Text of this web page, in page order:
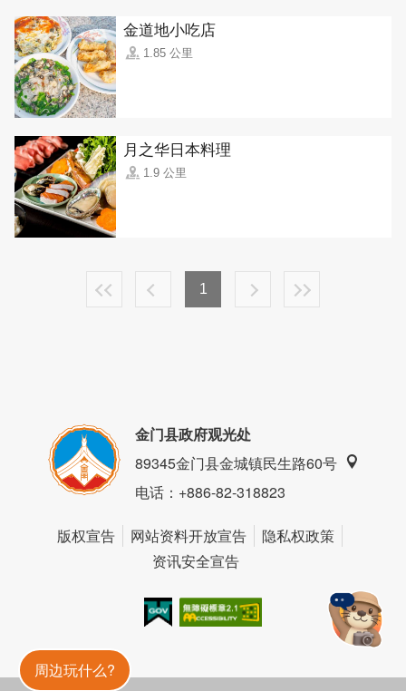
金道地小吃店
1.85 公里
月之华日本料理
1.9 公里
1
金门县政府观光处
89345金门县金城镇民生路60号
电话：+886-82-318823
版权宣告 网站资料开放宣告
隐私权政策
资讯安全宣告
周边玩什么?